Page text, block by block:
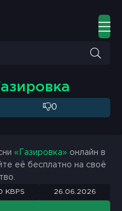
0
«Газировка» онлайн в
её бесплатно на своё
KBPS 26.06.2026